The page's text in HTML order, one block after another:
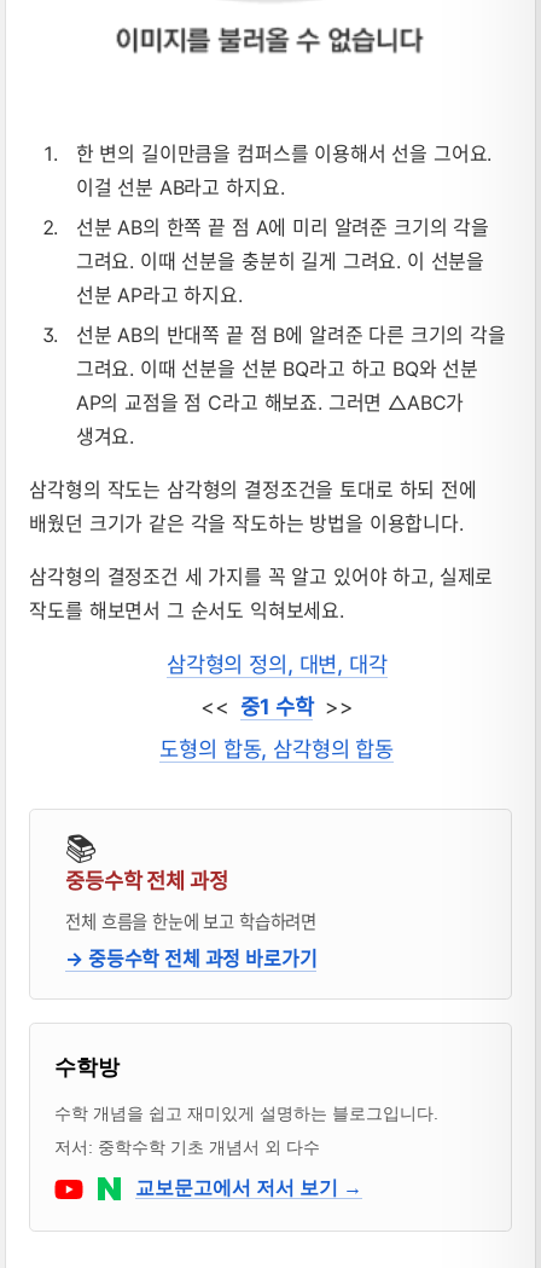
한 변의 길이만큼을 컴퍼스를 이용해서 선을 그어요.
이걸 선분 AB라고 하지요.
선분 AB의 한쪽 끝 점 A에 미리 알려준 크기의 각을
그려요. 이때 선분을 충분히 길게 그려요. 이 선분을
선분 AP라고 하지요.
선분 AB의 반대쪽 끝 점 B에 알려준 다른 크기의 각을
그려요. 이때 선분을 선분 BQ라고 하고 BQ와 선분
AP의 교점을 점 C라고 해보죠. 그러면 △ABC가
생겨요.
삼각형의 작도는 삼각형의 결정조건을 토대로 하되 전에
배웠던 크기가 같은 각을 작도하는 방법을 이용합니다.
삼각형의 결정조건 세 가지를 꼭 알고 있어야 하고, 실제로
작도를 해보면서 그 순서도 익혀보세요.
삼각형의 정의, 대변, 대각
<< 중1 수학>>
도형의 합동, 삼각형의 합동
📚
중등수학 전체 과정
전체 흐름을 한눈에 보고 학습하려면
→ 중등수학 전체 과정 바로가기
블로거 & 출판 교재 소개
수학방
수학 개념을 쉽고 재미있게 설명하는 블로그입니다.
저서: 중학수학 기초 개념서 외 다수
Youtube네이버 블로그
교보문고에서 저서 보기 →